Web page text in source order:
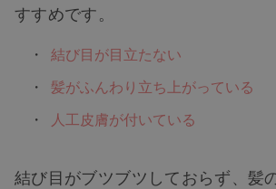
すすめです。
結び目が目立たない
髪がふんわり立ち上がっている
人工皮膚が付いている
結び目がブツブツしておらず、髪